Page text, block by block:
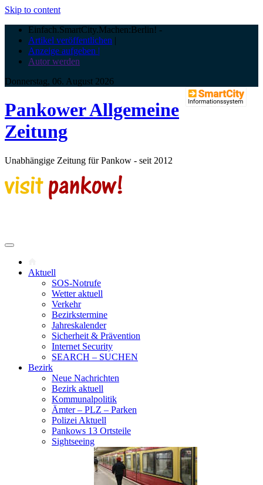
Skip to content
Einfach.SmartCity.Machen:Berlin! -
Artikel veröffentlichen |
Anzeige aufgeben |
Autor werden
Donnerstag, 06. August 2026
Pankower Allgemeine
Zeitung
Unabhängige Zeitung für Pankow - seit 2012
Aktuell
SOS-Notrufe
Wetter aktuell
Verkehr
Bezirkstermine
Jahreskalender
Sicherheit & Prävention
Internet Security
SEARCH – SUCHEN
Bezirk
Neue Nachrichten
Bezirk aktuell
Kommunalpolitik
Ämter – PLZ – Parken
Polizei Aktuell
Pankows 13 Ortsteile
Sightseeing